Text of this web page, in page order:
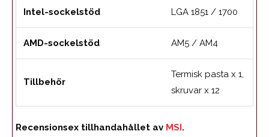
Intel-sockelstöd LGA 1851 / 1700
AMD-sockelstöd AM5 / AM4
Tillbehör
Termisk pasta x 1,
skruvar x 12
Recensionsex tillhandahållet av MSI.